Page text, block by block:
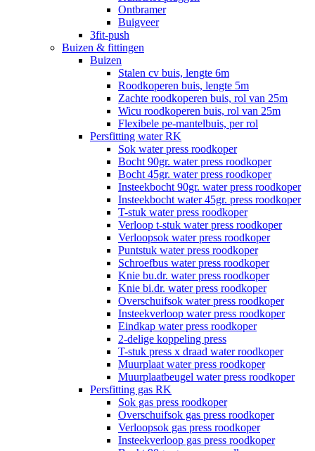
Ontbramer
Buigveer
3fit-push
Buizen & fittingen
Buizen
Stalen cv buis, lengte 6m
Roodkoperen buis, lengte 5m
Zachte roodkoperen buis, rol van 25m
Wicu roodkoperen buis, rol van 25m
Flexibele pe-mantelbuis, per rol
Persfitting water RK
Sok water press roodkoper
Bocht 90gr. water press roodkoper
Bocht 45gr. water press roodkoper
Insteekbocht 90gr. water press roodkoper
Insteekbocht water 45gr. press roodkoper
T-stuk water press roodkoper
Verloop t-stuk water press roodkoper
Verloopsok water press roodkoper
Puntstuk water press roodkoper
Schroefbus water press roodkoper
Knie bu.dr. water press roodkoper
Knie bi.dr. water press roodkoper
Overschuifsok water press roodkoper
Insteekverloop water press roodkoper
Eindkap water press roodkoper
2-delige koppeling press
T-stuk press x draad water roodkoper
Muurplaat water press roodkoper
Muurplaatbeugel water press roodkoper
Persfitting gas RK
Sok gas press roodkoper
Overschuifsok gas press roodkoper
Verloopsok gas press roodkoper
Insteekverloop gas press roodkoper